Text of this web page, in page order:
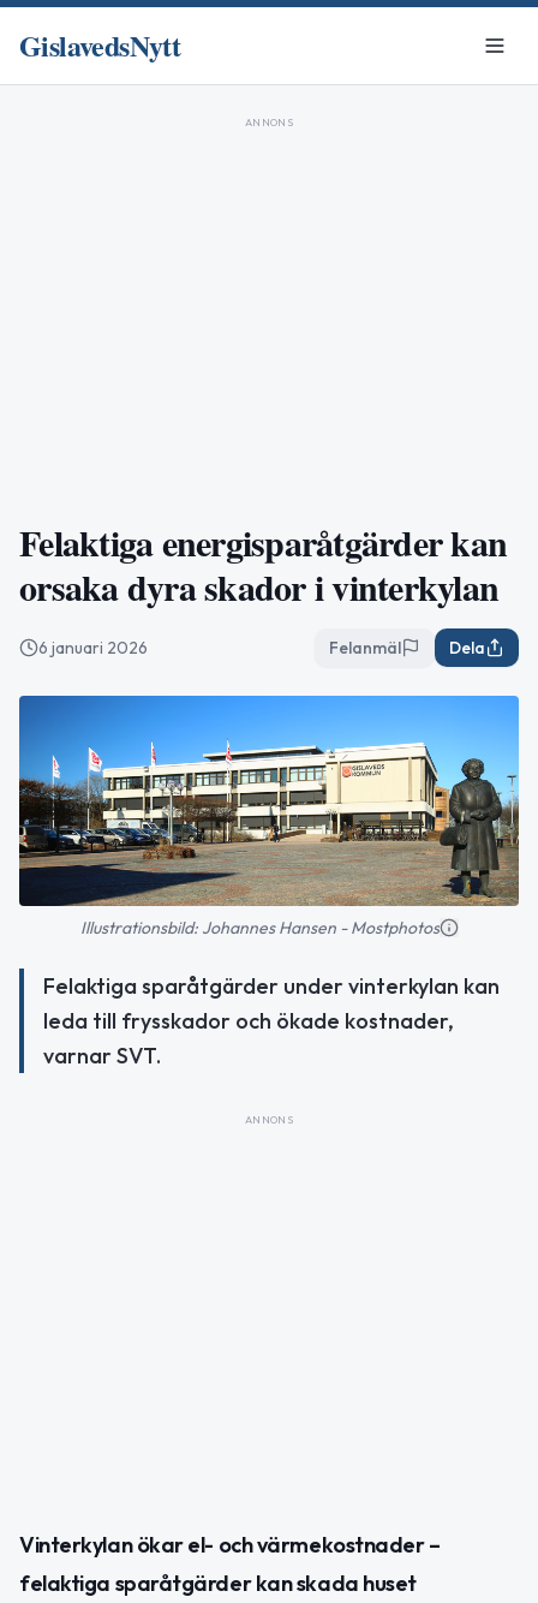
GislavedsNytt
ANNONS
Felaktiga energisparåtgärder kan
orsaka dyra skador i vinterkylan
6 januari 2026 Felanmäl Dela
Illustrationsbild: Johannes Hansen - Mostphotos
Felaktiga sparåtgärder under vinterkylan kan
leda till frysskador och ökade kostnader,
varnar SVT.
ANNONS
Vinterkylan ökar el- och värmekostnader –
felaktiga sparåtgärder kan skada huset